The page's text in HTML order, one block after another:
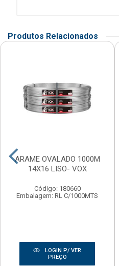
Produtos Relacionados
ARAME OVALADO 1000M
14X16 LISO- VOX
Código: 180660
Embalagem: RL C/1000MTS
LOGIN P/ VER
PREÇO